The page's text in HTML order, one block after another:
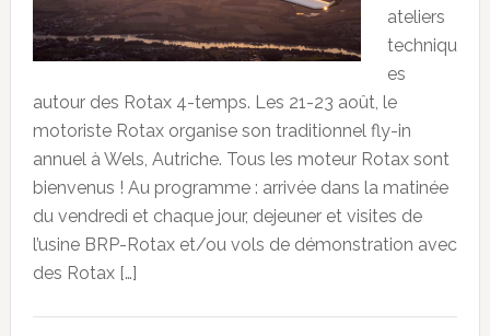
ateliers
techniqu
es
autour des Rotax 4-temps. Les 21-23 août, le
motoriste Rotax organise son traditionnel fly-in
annuel à Wels, Autriche. Tous les moteur Rotax sont
bienvenus ! Au programme : arrivée dans la matinée
du vendredi et chaque jour, dejeuner et visites de
l’usine BRP-Rotax et/ou vols de démonstration avec
des Rotax […]